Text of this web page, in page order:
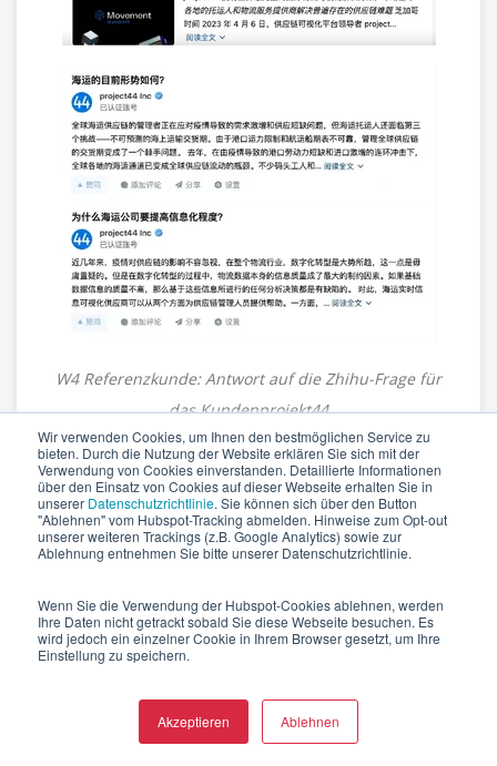
Wir verwenden Cookies, um Ihnen den bestmöglichen Service zu
bieten. Durch die Nutzung der Website erklären Sie sich mit der
Verwendung von Cookies einverstanden. Detaillierte Informationen
über den Einsatz von Cookies auf dieser Webseite erhalten Sie in
unserer Datenschutzrichtlinie. Sie können sich über den Button
"Ablehnen" vom Hubspot-Tracking abmelden. Hinweise zum Opt-out
unserer weiteren Trackings (z.B. Google Analytics) sowie zur
Ablehnung entnehmen Sie bitte unserer Datenschutzrichtlinie.
Wenn Sie die Verwendung der Hubspot-Cookies ablehnen, werden
Ihre Daten nicht getrackt sobald Sie diese Webseite besuchen. Es
wird jedoch ein einzelner Cookie in Ihrem Browser gesetzt, um Ihre
Einstellung zu speichern.
Akzeptieren Ablehnen
W4 Referenzkunde: Antwort auf die Zhihu-Frage für
das Kundenprojekt44
7. Digitale Werbung in
China: Geschäftspotenziale
erschliessen
digitalen Marketinglandschaft Chinas und bietet
Unternehmen eine Vielzahl von Vorteilen. Dienste wie
Rolle in dieser Marketingrevolution.